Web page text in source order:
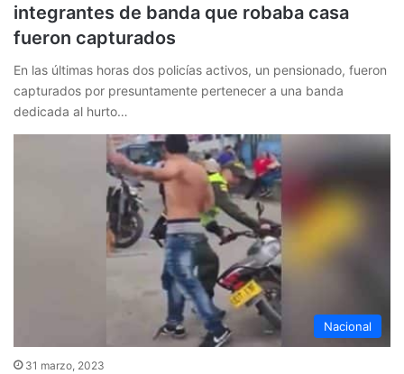
integrantes de banda que robaba casa
fueron capturados
En las últimas horas dos policías activos, un pensionado, fueron
capturados por presuntamente pertenecer a una banda
dedicada al hurto…
Nacional
31 marzo, 2023